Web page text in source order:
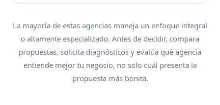
La mayoría de estas agencias maneja un enfoque integral
o altamente especializado. Antes de decidir, compara
propuestas, solicita diagnósticos y evalúa qué agencia
entiende mejor tu negocio, no solo cuál presenta la
propuesta más bonita.